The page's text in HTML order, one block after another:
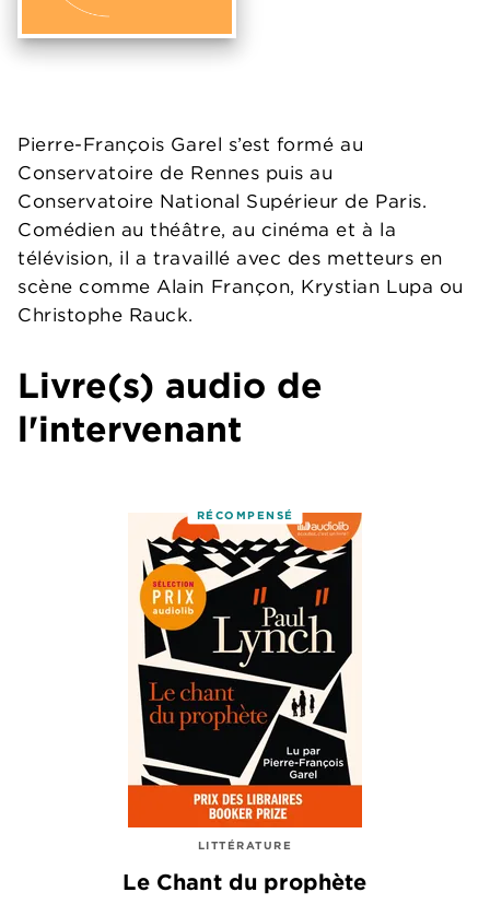
Pierre-François Garel s’est formé au
Conservatoire de Rennes puis au
Conservatoire National Supérieur de Paris.
Comédien au théâtre, au cinéma et à la
télévision, il a travaillé avec des metteurs en
scène comme Alain Françon, Krystian Lupa ou
Christophe Rauck.
Livre(s) audio de
l'intervenant
RÉCOMPENSÉ
LITTÉRATURE
Le Chant du prophète